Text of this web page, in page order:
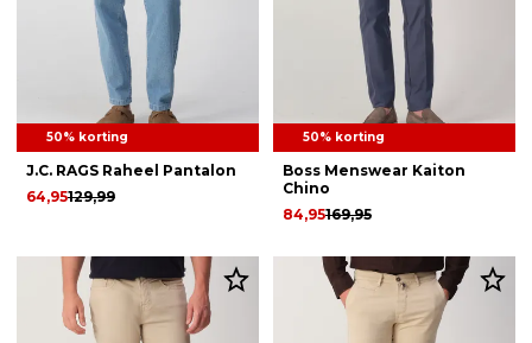
50% korting
J.C. RAGS Raheel Pantalon
129,99
64,95
50% korting
Boss Menswear Kaiton
Chino
169,95
84,95